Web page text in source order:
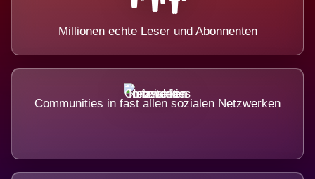
Millionen echte Leser und Abonnenten
Communities in fast allen sozialen Netzwerken